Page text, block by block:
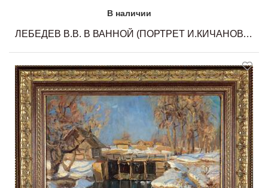
В наличии
ЛЕБЕДЕВ В.В. В ВАННОЙ (ПОРТРЕТ И.КИЧАНОВОЙ, ЖЕНЫ ХУДОЖНИКА)